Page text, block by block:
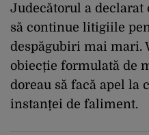
Judecătorul a
să continue litigiile
despăgubiri mai mari.
obiecție formulată de
doreau să facă apel la
instanței de faliment.